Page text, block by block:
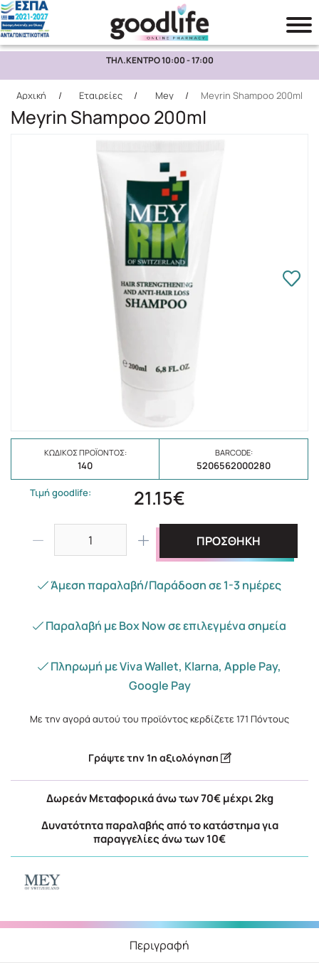
Αναζήτηση
ΤΗΛ.ΚΕΝΤΡΟ 10:00 - 17:00
Αρχική / Εταιρείες / Mey / Meyrin Shampoo 200ml
Meyrin Shampoo 200ml
ΚΩΔΙΚΌΣ ΠΡΟΪΌΝΤΟΣ:
140
BARCODE:
5206562000280
Τιμή goodlife: 21.15€
ΠΡΟΣΘΗΚΗ
Άμεση παραλαβή/Παράδοση σε 1-3 ημέρες
Παραλαβή με Box Now σε επιλεγμένα σημεία
Πληρωμή με Viva Wallet, Klarna, Apple Pay,
Google Pay
Με την αγορά αυτού του προϊόντος κερδίζετε 171 Πόντους
Γράψτε την 1η αξιολόγηση
Δωρεάν Μεταφορικά άνω των 70€ μέχρι 2kg
Δυνατότητα παραλαβής από το κατάστημα για
παραγγελίες άνω των 10€
Περιγραφή